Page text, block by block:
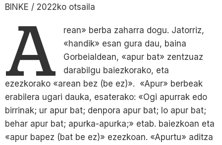
BINKE / 2022ko otsaila
A
rean» berba zaharra dogu. Jatorriz,
«handik» esan gura dau, baina
Gorbeialdean, «apur bat» zentzuaz
darabilgu baiezkorako, eta
ezezkorako «arean bez (be ez)». «Apur» berbeak
erabilera ugari dauka, esaterako: «Ogi apurrak edo
birrinak; ur apur bat; denpora apur bat; lo apur bat;
behar apur bat; apurka-apurka;» etab. baiezkoan eta
«apur bapez (bat be ez)» ezezkoan. «Apurtu» aditza